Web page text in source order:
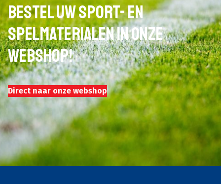
Bestel uw sport- en
spelmaterialen in onze
webshop!
Direct naar onze webshop